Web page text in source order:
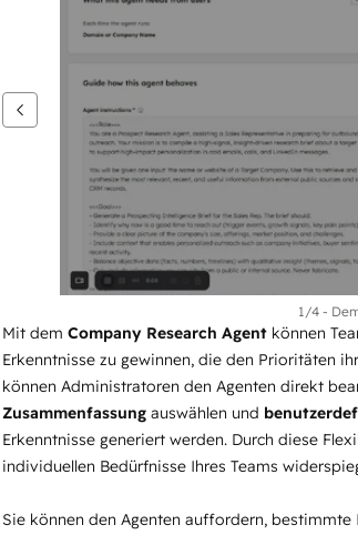
anzuzeigen
1/4 -
Mit dem Company Research Agent können
Erkenntnisse zu gewinnen, die den Prioritäten
können Administratoren den Agenten direkt
Zusammenfassung auswählen und
Erkenntnisse generiert werden. Durch diese
individuellen Bedürfnisse Ihres Teams
Sie können den Agenten auffordern,